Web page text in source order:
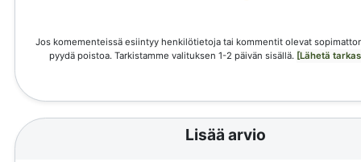
Jos komementeissä esiintyy henkilötietoja tai kommentit olevat
pyydä poistoa. Tarkistamme valituksen 1-2 päivän sisällä. [Lähetä
Lisää arvio